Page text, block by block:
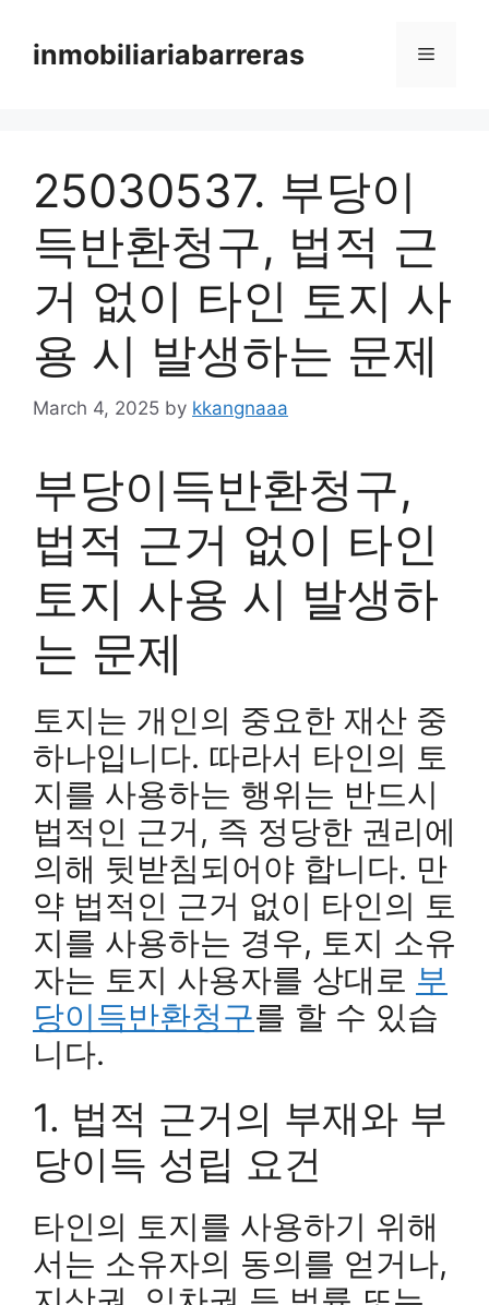
contentinmobiliariabarreras Menu
25030537. 부당이
득반환청구, 법적 근
거 없이 타인 토지 사
용 시 발생하는 문제
March 4, 2025 by kkangnaaa
부당이득반환청구,
법적 근거 없이 타인
토지 사용 시 발생하
는 문제
토지는 개인의 중요한 재산 중
하나입니다. 따라서 타인의 토
지를 사용하는 행위는 반드시
법적인 근거, 즉 정당한 권리에
의해 뒷받침되어야 합니다. 만
약 법적인 근거 없이 타인의 토
지를 사용하는 경우, 토지 소유
자는 토지 사용자를 상대로 부
당이득반환청구를 할 수 있습
니다.
1. 법적 근거의 부재와 부
당이득 성립 요건
타인의 토지를 사용하기 위해
서는 소유자의 동의를 얻거나,